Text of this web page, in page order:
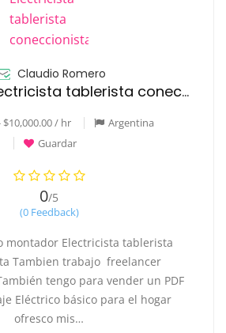
Claudio Romero
montador Electricista tablerista coneccionista
$10,000.00 / hr
Argentina
Guardar
0/5
(0 Feedback)
montador Electricista tablerista
Tambien trabajo freelancer
tengo para vender un PDF
Eléctrico básico para el hogar
ofresco mis…